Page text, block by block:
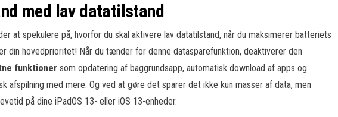
med lav datatilstand
at spekulere på, hvorfor du skal aktivere lav datatilstand, når du maksimerer batteriets
din hovedprioritet! Når du tænder for denne datasparefunktion, deaktiverer den
funktioner som opdatering af baggrundsapp, automatisk download af apps og
afspilning med mere. Og ved at gøre det sparer det ikke kun masser af data, men
på dine iPadOS 13- eller iOS 13-enheder.